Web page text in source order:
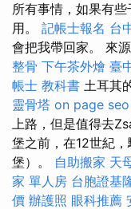
所有事情，如果有
用。 記帳士報名 台
會把我帶回家。 來
整骨 下午茶外燴 臺
帳士 教科書 土耳其
靈骨塔 on page seo
上路，但是值得去
堡之前，在12世紀
堡）。 自助搬家 天
家 單人房 台胞證基
價 辦護照 眼科推薦